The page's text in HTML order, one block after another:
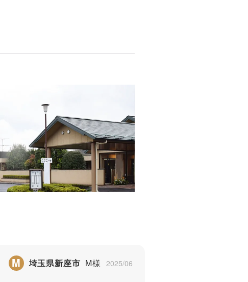
M 埼玉県新座市 M様 2025/06